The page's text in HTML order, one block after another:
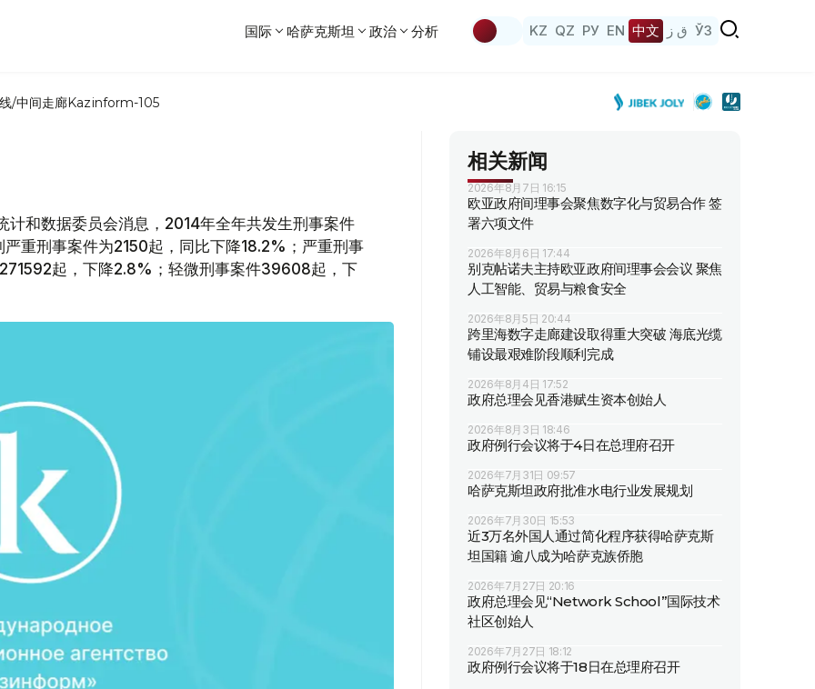
国际 哈萨克斯坦 政治 分析 KZ QZ РУ EN 中文 ق ز ЎЗ
/中间走廊Kazinform-105
计和数据委员会消息，2014年全年共发生刑事案件
重刑事案件为2150起，同比下降18.2%；严重刑事
起，下降2.8%；轻微刑事案件39608起，下
相关新闻
2026年8月7日 16:15
欧亚政府间理事会聚焦数字化与贸易合作 签
署六项文件
2026年8月6日 17:44
别克帖诺夫主持欧亚政府间理事会会议 聚焦
人工智能、贸易与粮食安全
2026年8月5日 20:44
跨里海数字走廊建设取得重大突破 海底光缆
铺设最艰难阶段顺利完成
2026年8月4日 17:52
政府总理会见香港赋生资本创始人
2026年8月3日 18:46
政府例行会议将于4日在总理府召开
2026年7月31日 09:57
哈萨克斯坦政府批准水电行业发展规划
2026年7月30日 15:53
近3万名外国人通过简化程序获得哈萨克斯
坦国籍 逾八成为哈萨克族侨胞
2026年7月27日 20:16
政府总理会见“Network School”国际技术
社区创始人
2026年7月27日 18:12
政府例行会议将于18日在总理府召开